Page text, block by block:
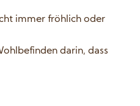
immer fröhlich oder
darin, dass